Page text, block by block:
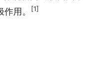
用。
[1]